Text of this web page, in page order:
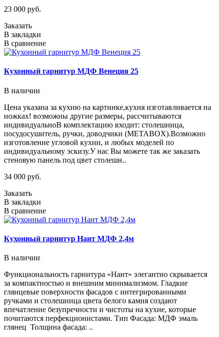
23 000 руб.
Заказать
В закладки
В сравнение
Кухонный гарнитур МДФ Венеция 25
В наличии
Цена указана за кухню на картинке,кухня изготавливается на
ножках! возможны другие размеры, рассчитываются
индивидуальноВ комплектацию входит: столешница,
посудосушитель, ручки, доводчики (METABOX).Возможно
изготовление угловой кухни, и любых моделей по
индивидуальному эскизу.У нас Вы можете так же заказать
стеновую панель под цвет столешн..
34 000 руб.
Заказать
В закладки
В сравнение
Кухонный гарнитур Нант МДФ 2,4м
В наличии
Функциональность гарнитура «Нант» элегантно скрывается
за компактностью и внешним минимализмом. Гладкие
глянцевые поверхности фасадов с интегрированными
ручками и столешница цвета белого камня создают
впечатление безупречности и чистоты на кухне, которые
почитаются перфекционистами. Тип Фасада: МДФ эмаль
глянец Толщина фасада: ..